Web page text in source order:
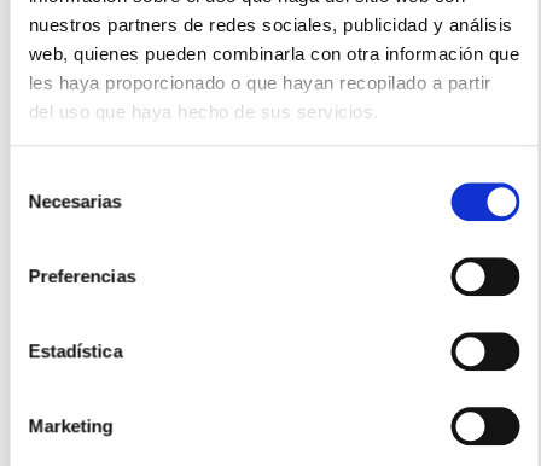
nuestros partners de redes sociales, publicidad y análisis
web, quienes pueden combinarla con otra información que
les haya proporcionado o que hayan recopilado a partir
del uso que haya hecho de sus servicios.
Necesarias
Preferencias
Estadística
Marketing
NATURE'S PLUS
29,95€
también compraron